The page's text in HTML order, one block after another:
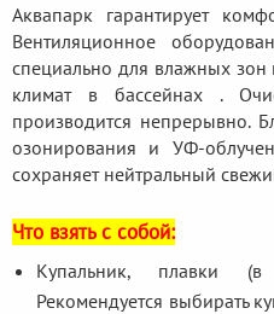
Аквапарк гарантирует
Вентиляционное
специально для влажных
климат в бассейнах .
производится непрерывно.
озонирования и УФ-
сохраняет нейтральный
Что взять с собой:
Купальник, плавки
Рекомендуется выбирать